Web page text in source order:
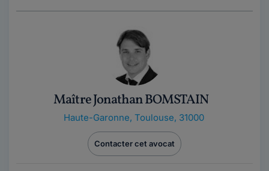
Maître Jonathan BOMSTAIN
Haute-Garonne, Toulouse, 31000
Contacter cet avocat